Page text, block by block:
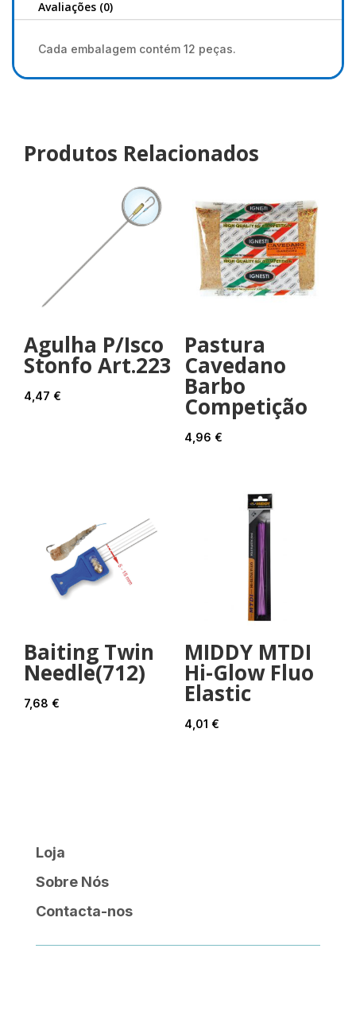
Avaliações (0)
Cada embalagem contém 12 peças.
Produtos Relacionados
Agulha P/Isco
Stonfo Art.223
4,47 €
Pastura
Cavedano
Barbo
Competição
4,96 €
Baiting Twin
Needle(712)
7,68 €
MIDDY MTDI
Hi-Glow Fluo
Elastic
4,01 €
Loja
Sobre Nós
Contacta-nos